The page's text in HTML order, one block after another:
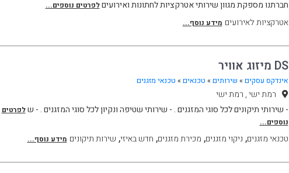
חברתנו מספקת מגוון שירותי אטרקציות לחתונות ואירועיםלפרטים נוספים...
אטרקציות לאירועים מידע נוסף...
DS מיזוג אוויר
אינדקס עסקים » שירותים » טכנאים » טכנאי מזגנים
רמת ישי , רמת ישי
- שירותי תיקונים לכל סוגי המזגנים . - שירותי שטיפה ונקיון לכל סוגי המזגנים . - שלפרטים
נוספים...
טכנאי מזגנים, ניקוי מזגנים, מכירת מזגנים, חדש באיזי, שירות תיקונים מידע נוסף...